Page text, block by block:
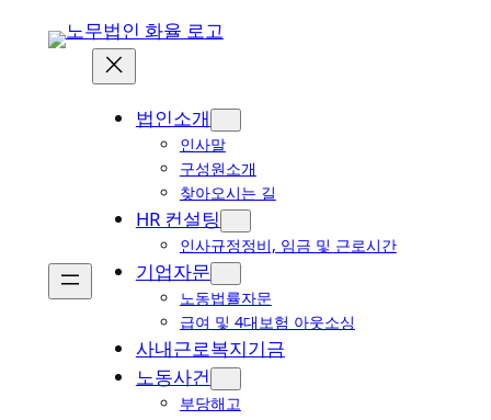
법인소개
인사말
구성원소개
찾아오시는 길
HR 컨설팅
인사규정정비, 임금 및 근로시간
기업자문
노동법률자문
급여 및 4대보험 아웃소싱
사내근로복지기금
노동사건
부당해고